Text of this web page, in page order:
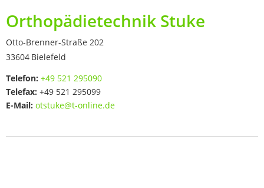
Orthopädietechnik Stuke
Otto-Brenner-Straße 202
33604 Bielefeld
Telefon: +49 521 295090
Telefax: +49 521 295099
E-Mail: otstuke@t-online.de